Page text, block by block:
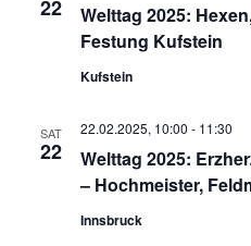
22
Welttag 2025:
Festung Kufstein
Kufstein
SAT
22
Welttag 2025:
– Hochmeister,
22.02.2025, 10:00 - 11:30
Innsbruck